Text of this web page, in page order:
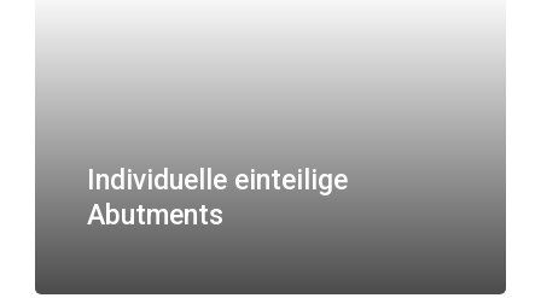
Individuelle einteilige
Abutments